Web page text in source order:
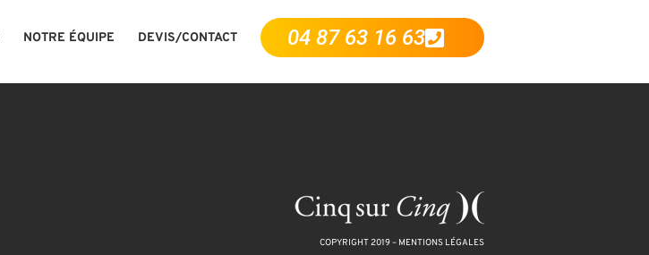
NOTRE ÉQUIPE DEVIS/CONTACT 04 87 63 16 63
COPYRIGHT 2019 – MENTIONS LÉGALES